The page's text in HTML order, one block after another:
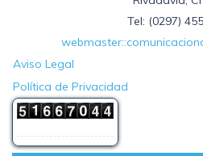
Tel: (0297)
Aviso Legal
Política de Privacidad